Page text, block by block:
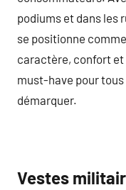
podiums et dans les
se positionne
caractère, confort et
must-have pour
démarquer.
Vestes